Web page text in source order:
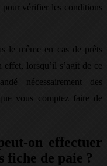
pour vérifier les conditions
le même en cas de prêts
lorsqu’il s’agit de ce
nécessairement des
vous comptez faire de
on effectuer
fiche de paie ?